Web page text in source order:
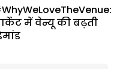
में वेन्यू की बढ़ती